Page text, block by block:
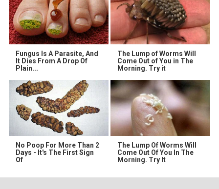
Fungus Is A Parasite, And
It Dies From A Drop Of
Plain...
The Lump of Worms Will
Come Out of You in The
Morning. Try it
No Poop For More Than 2
Days - It's The First Sign
Of
The Lump Of Worms Will
Come Out Of You In The
Morning. Try It